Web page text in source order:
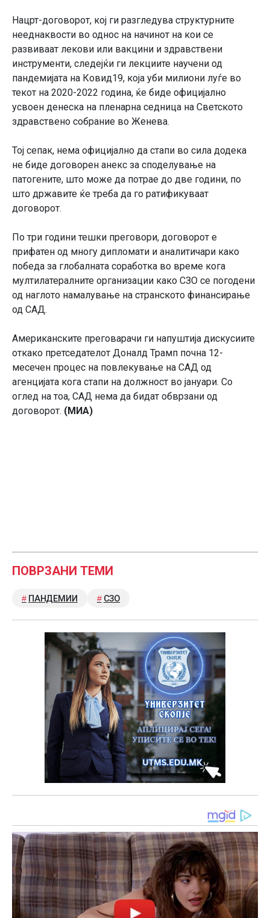
Нацрт-договорот, кој ги разгледува структурните
нееднаквости во однос на начинот на кои се
развиваат лекови или вакцини и здравствени
инструменти, следејќи ги лекциите научени од
пандемијата на Ковид19, која уби милиони луѓе во
текот на 2020-2022 година, ќе биде официјално
усвоен денеска на пленарна седница на Светското
здравствено собрание во Женева.
Тој сепак, нема официјално да стапи во сила додека
не биде договорен анекс за споделување на
патогените, што може да потрае до две години, по
што државите ќе треба да го ратификуваат
договорот.
По три години тешки преговори, договорот е
прифатен од многу дипломати и аналитичари како
победа за глобалната соработка во време кога
мултилатералните организации како СЗО се погодени
од наглото намалување на странското финансирање
од САД.
Американските преговарачи ги напуштија дискусиите
откако претседателот Доналд Трамп почна 12-
месечен процес на повлекување на САД од
агенцијата кога стапи на должност во јануари. Со
оглед на тоа, САД нема да бидат обврзани од
договорот. (МИА)
ПОВРЗАНИ ТЕМИ
ПАНДЕМИИ СЗО